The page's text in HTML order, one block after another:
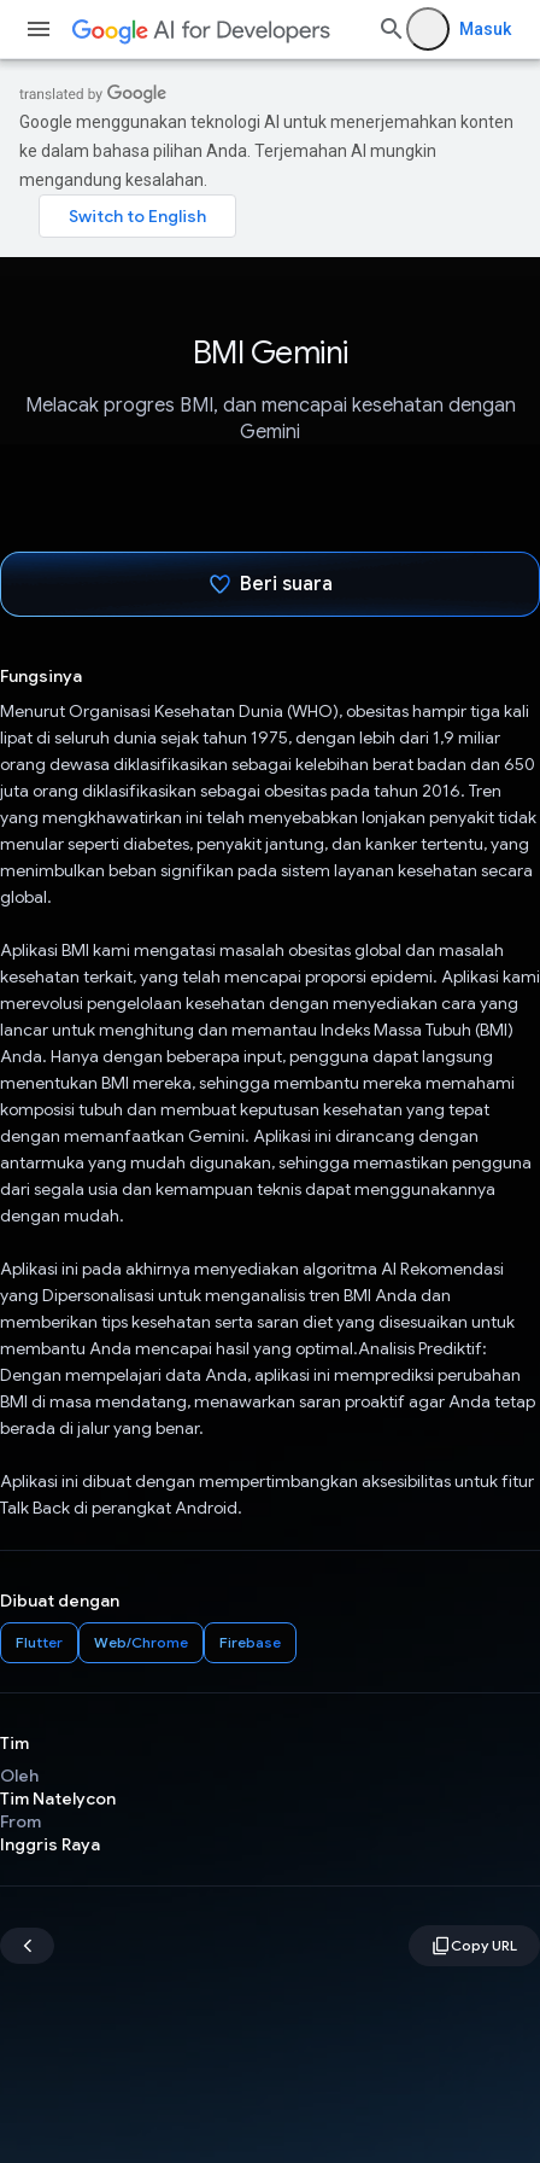
Masuk
Google menggunakan teknologi AI untuk menerjemahkan konten
ke dalam bahasa pilihan Anda. Terjemahan AI mungkin
mengandung kesalahan.
BMI Gemini
Melacak progres BMI, dan mencapai kesehatan dengan
Gemini
Beri suara
Fungsinya
Menurut Organisasi Kesehatan Dunia (WHO), obesitas hampir tiga kali
lipat di seluruh dunia sejak tahun 1975, dengan lebih dari 1,9 miliar
orang dewasa diklasifikasikan sebagai kelebihan berat badan dan 650
juta orang diklasifikasikan sebagai obesitas pada tahun 2016. Tren
yang mengkhawatirkan ini telah menyebabkan lonjakan penyakit tidak
menular seperti diabetes, penyakit jantung, dan kanker tertentu, yang
menimbulkan beban signifikan pada sistem layanan kesehatan secara
global.
Aplikasi BMI kami mengatasi masalah obesitas global dan masalah
kesehatan terkait, yang telah mencapai proporsi epidemi. Aplikasi kami
merevolusi pengelolaan kesehatan dengan menyediakan cara yang
lancar untuk menghitung dan memantau Indeks Massa Tubuh (BMI)
Anda. Hanya dengan beberapa input, pengguna dapat langsung
menentukan BMI mereka, sehingga membantu mereka memahami
komposisi tubuh dan membuat keputusan kesehatan yang tepat
dengan memanfaatkan Gemini. Aplikasi ini dirancang dengan
antarmuka yang mudah digunakan, sehingga memastikan pengguna
dari segala usia dan kemampuan teknis dapat menggunakannya
dengan mudah.
Aplikasi ini pada akhirnya menyediakan algoritma AI Rekomendasi
yang Dipersonalisasi untuk menganalisis tren BMI Anda dan
memberikan tips kesehatan serta saran diet yang disesuaikan untuk
membantu Anda mencapai hasil yang optimal.Analisis Prediktif:
Dengan mempelajari data Anda, aplikasi ini memprediksi perubahan
BMI di masa mendatang, menawarkan saran proaktif agar Anda tetap
berada di jalur yang benar.
Aplikasi ini dibuat dengan mempertimbangkan aksesibilitas untuk fitur
Talk Back di perangkat Android.
Dibuat dengan
Flutter Web/Chrome Firebase
Tim
Oleh
Tim Natelycon
From
Inggris Raya